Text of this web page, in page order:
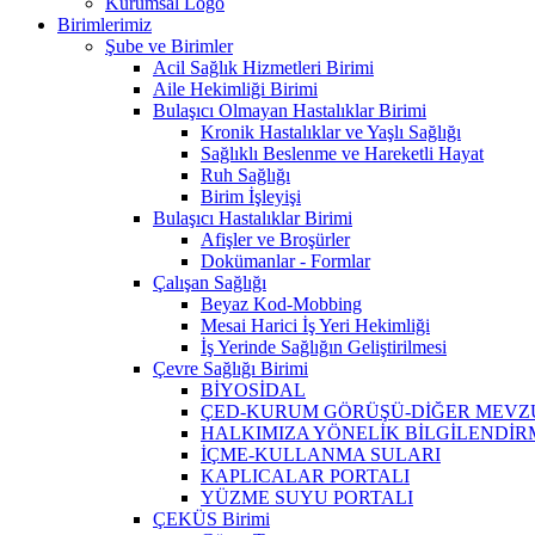
Birimlerimiz
Şube ve Birimler
Acil Sağlık Hizmetleri Birimi
Aile Hekimliği Birimi
Bulaşıcı Olmayan Hastalıklar Birimi
Kronik Hastalıklar ve Yaşlı Sağlığı
Sağlıklı Beslenme ve Hareketli Hayat
Ruh Sağlığı
Birim İşleyişi
Bulaşıcı Hastalıklar Birimi
Afişler ve Broşürler
Dokümanlar - Formlar
Çalışan Sağlığı
Beyaz Kod-Mobbing
Mesai Harici İş Yeri Hekimliği
İş Yerinde Sağlığın Geliştirilmesi
Çevre Sağlığı Birimi
BİYOSİDAL
ÇED-KURUM GÖRÜŞÜ-DİĞER
HALKIMIZA YÖNELİK
İÇME-KULLANMA SULARI
KAPLICALAR PORTALI
YÜZME SUYU PORTALI
ÇEKÜS Birimi